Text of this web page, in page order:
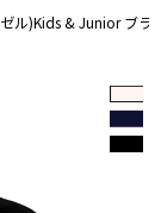
ゼル)Kids & Junior ブ